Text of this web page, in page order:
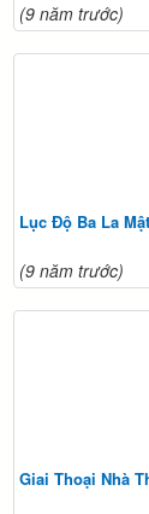
(9 năm trước)
Lục Độ Ba La
(9 năm trước)
Giai Thoại Nhà